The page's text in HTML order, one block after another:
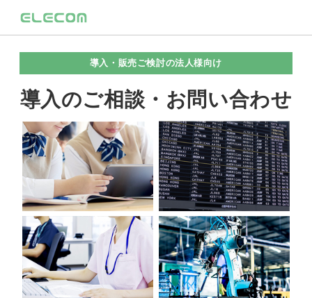
導入・販売ご検討の法人様向け
導入のご相談・お問い合わせ